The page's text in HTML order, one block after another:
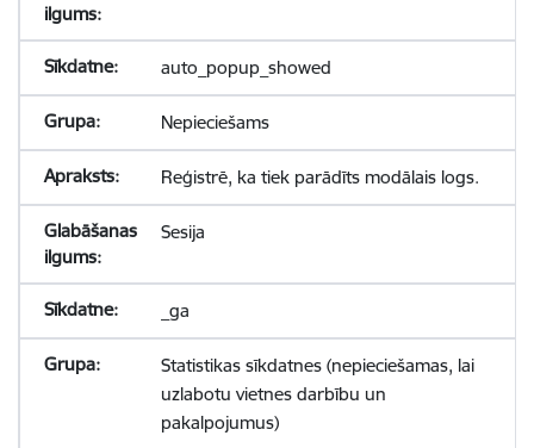
auto_popup_showed
Nepieciešams
Reģistrē, ka tiek parādīts modālais logs.
Sesija
_ga
Statistikas sīkdatnes (nepieciešamas, lai
uzlabotu vietnes darbību un
pakalpojumus)